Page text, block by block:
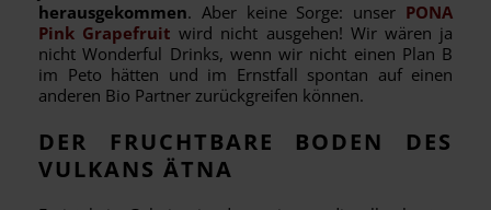
herausgekommen. Aber keine Sorge: unser PONA
Pink Grapefruitwird nicht ausgehen! Wir wären ja
nicht Wonderful Drinks, wenn wir nicht einen Plan B
im Peto hätten und im Ernstfall spontan auf einen
anderen Bio Partner zurückgreifen können.
DER FRUCHTBARE BODEN DES
VULKANS ÄTNA